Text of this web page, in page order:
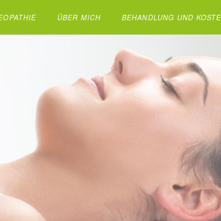
ÜBER MICH BEHANDLUNG UND